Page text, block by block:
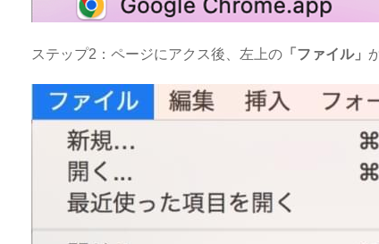
ステップ2：ページにアクス後、左上の 「ファイル」